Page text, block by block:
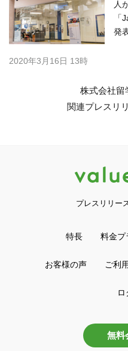
人
「
発
2020年3月16日 13時
株式会社留
関連プレスリ
プレスリリー
特長 料金プ
お客様の声 ご利
ロ
無料